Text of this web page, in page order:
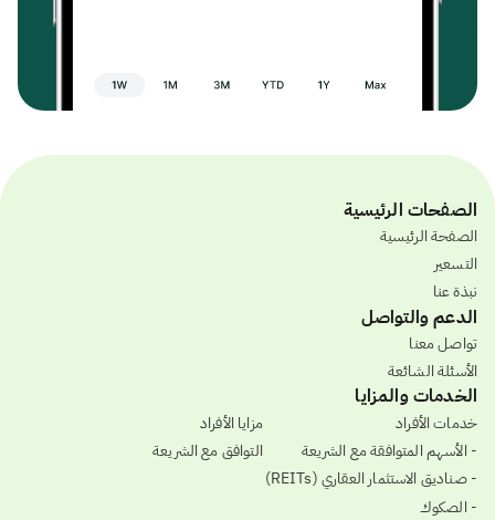
الصفحات الرئيسية
الصفحة الرئيسية
التسعير
نبذة عنا
الدعم والتواصل
تواصل معنا
الأسئلة الشائعة
الخدمات والمزايا
خدمات الأفراد
- الأسهم المتوافقة مع الشريعة
- صناديق الاستثمار العقاري (REITs)
- الصكوك
مزايا الأفراد
التوافق مع الشريعة